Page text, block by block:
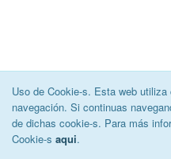
Uso de Cookie-s. Esta web
navegación. Si continuas
de dichas cookie-s. Para más
Cookie-s aqui.